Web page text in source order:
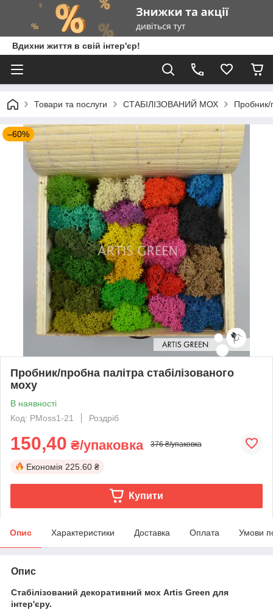
Вдихни життя в свій інтер'єр!
Товари та послуги СТАБІЛІЗОВАНИЙ МОХ Пробник/
–60%
Пробник/пробна палітра стабілізованого
моху
В наявності
Код: PMoss1-21
Роздріб
150,40 ₴/упаковка 376 ₴/упаковка
Економія 225.60 ₴
Купити
Опис Характеристики Доставка Оплата Умови
Опис
Стабілізований декоративний мох Artis Green для
інтер'єру.